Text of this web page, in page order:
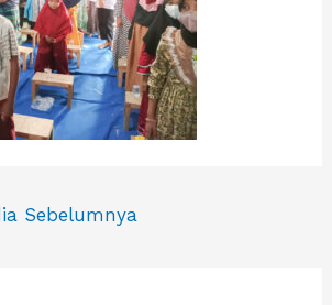
Sebelumnya